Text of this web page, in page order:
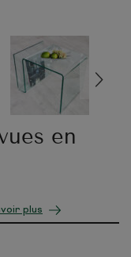
en
plus